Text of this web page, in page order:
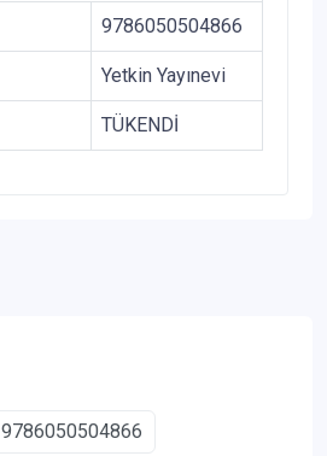
9786050504866
Yetkin Yayınevi
TÜKENDİ
9786050504866